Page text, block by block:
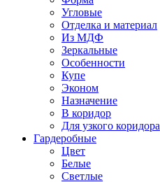
Угловые
Отделка и материал
Из МДФ
Зеркальные
Особенности
Купе
Эконом
Назначение
В коридор
Для узкого коридора
Гардеробные
Цвет
Белые
Светлые